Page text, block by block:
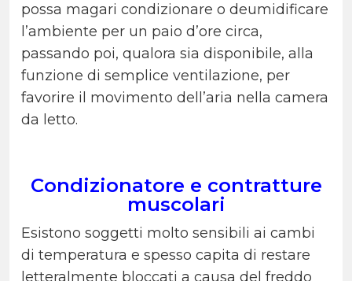
possa magari condizionare o deumidificare
l’ambiente per un paio d’ore circa,
passando poi, qualora sia disponibile, alla
funzione di semplice ventilazione, per
favorire il movimento dell’aria nella camera
da letto.
Condizionatore e contratture
muscolari
Esistono soggetti molto sensibili ai cambi
di temperatura e spesso capita di restare
letteralmente bloccati a causa del freddo